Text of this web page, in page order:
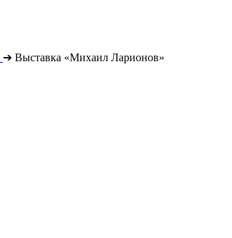
➔ Выставка «Михаил Ларионов»